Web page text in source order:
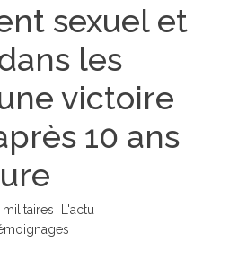
sexuel et
les
victoire
10 ans
L'actu